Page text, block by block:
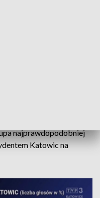
najprawdopodobniej
Katowic na